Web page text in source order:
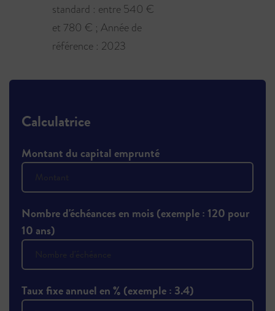
standard : entre 540 €
et 780 € ; Année de
référence : 2023
Calculatrice
Montant du capital emprunté
Nombre d'échéances en mois (exemple : 120 pour
10 ans)
Taux fixe annuel en % (exemple : 3.4)